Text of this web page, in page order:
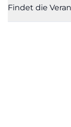
Findet die